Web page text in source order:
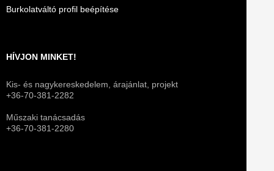
Burkolatváltó profil beépítése
HÍVJON MINKET!
Kis- és nagykereskedelem, árajánlat, projekt
+36-70-381-2282
Műszaki tanácsadás
+36-70-381-2280